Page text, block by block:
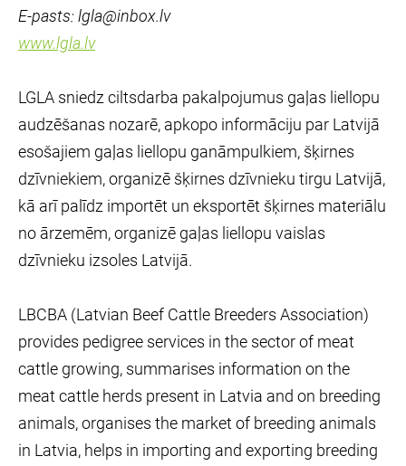
E-pasts: lgla@inbox.lv
www.lgla.lv
LGLA sniedz ciltsdarba pakalpojumus gaļas liellopu
audzēšanas nozarē, apkopo informāciju par Latvijā
esošajiem gaļas liellopu ganāmpulkiem, šķirnes
dzīvniekiem, organizē šķirnes dzīvnieku tirgu Latvijā,
kā arī palīdz importēt un eksportēt šķirnes materiālu
no ārzemēm, organizē gaļas liellopu vaislas
dzīvnieku izsoles Latvijā.
LBCBA (Latvian Beef Cattle Breeders Association)
provides pedigree services in the sector of meat
cattle growing, summarises information on the
meat cattle herds present in Latvia and on breeding
animals, organises the market of breeding animals
in Latvia, helps in importing and exporting breeding